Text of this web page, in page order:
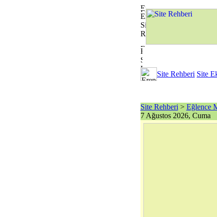
Site Rehberi Site
Site Rehberi > Eğlence
7 Ağustos 2026, Cuma